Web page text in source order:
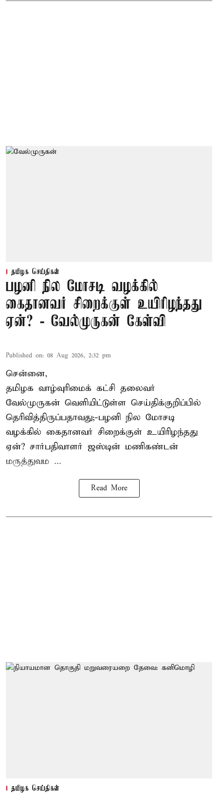
தமிழக செய்திகள்
பழனி நில மோசடி வழக்கில்
கைதானவர் சிறைக்குள் உயிரிழந்தது
ஏன்? - வேல்முருகன் கேள்வி
Published on: 08 Aug 2026, 2:32 pm
சென்னை,
தமிழக வாழ்வுரிமைக் கட்சி தலைவர்
வேல்முருகன் வெளியிட்டுள்ள செய்திக்குறிப்பில்
தெரிவித்திருப்பதாவது;-பழனி நில மோசடி
வழக்கில் கைதானவர் சிறைக்குள் உயிரிழந்தது
ஏன்? சார்பதிவாளர் ஜஸ்டின் மணிகண்டன்
மருத்துவம ...
Read More
தமிழக செய்திகள்